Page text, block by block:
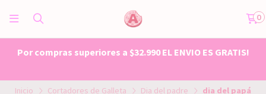
0
Por compras superiores a $32.990 EL ENVIO ES GRATIS!
Inicio Cortadores de Galleta Dia del padre dia del papá